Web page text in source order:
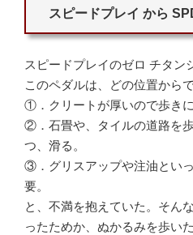
スピードプレイ から
スピードプレイのゼロ チタン
このペダルは、どの位置から
①．クリートが厚いので歩きに
②．石畳や、タイルの道路を
つ、滑る。
③．グリスアップや注油とい
要。
と、不満を抱えていた。そん
ったためか、ぬかるみを歩い